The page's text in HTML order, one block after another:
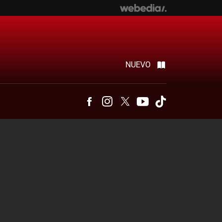
NUEVO
FacebookInstagram
Twitter Youtube